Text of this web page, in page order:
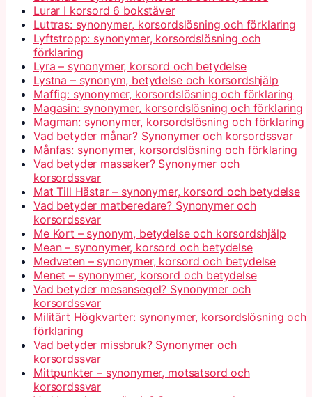
Lurar I korsord 6 bokstäver
Luttras: synonymer, korsordslösning och förklaring
Lyftstropp: synonymer, korsordslösning och
förklaring
Lyra – synonymer, korsord och betydelse
Lystna – synonym, betydelse och korsordshjälp
Maffig: synonymer, korsordslösning och förklaring
Magasin: synonymer, korsordslösning och förklaring
Magman: synonymer, korsordslösning och förklaring
Vad betyder månar? Synonymer och korsordssvar
Månfas: synonymer, korsordslösning och förklaring
Vad betyder massaker? Synonymer och
korsordssvar
Mat Till Hästar – synonymer, korsord och betydelse
Vad betyder matberedare? Synonymer och
korsordssvar
Me Kort – synonym, betydelse och korsordshjälp
Mean – synonymer, korsord och betydelse
Medveten – synonymer, korsord och betydelse
Menet – synonymer, korsord och betydelse
Vad betyder mesansegel? Synonymer och
korsordssvar
Militärt Högkvarter: synonymer, korsordslösning och
förklaring
Vad betyder missbruk? Synonymer och
korsordssvar
Mittpunkter – synonymer, motsatsord och
korsordssvar